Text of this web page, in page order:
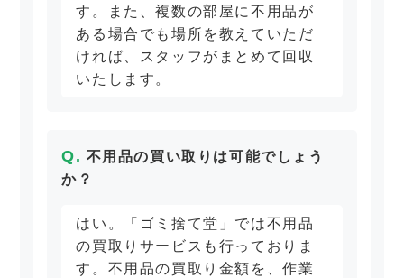
す。また、複数の部屋に不用品が
ある場合でも場所を教えていただ
ければ、スタッフがまとめて回収
いたします。
不用品の買い取りは可能でしょう
か？
はい。「ゴミ捨て堂」では不用品
の買取りサービスも行っておりま
す。不用品の買取り金額を、作業